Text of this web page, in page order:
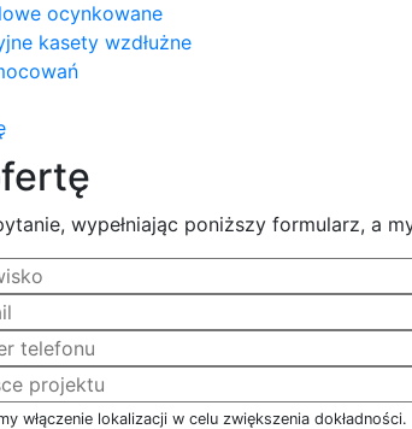
ocynkowane
kasety wzdłużne
wypełniając poniższy formularz, a
włączenie lokalizacji w celu zwiększenia dokładności.